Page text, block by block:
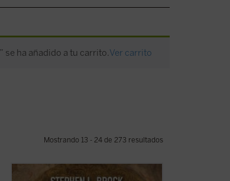
se ha añadido a tu carrito.Ver carrito
Mostrando 13 - 24 de 273 resultados